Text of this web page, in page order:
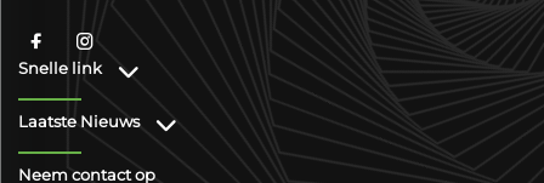
materialen en wereldwijde nalevingsondersteuning.
Snelle link
Laatste Nieuws
Neem contact op